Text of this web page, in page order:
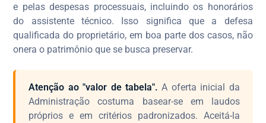
e pelas despesas processuais, incluindo os honorários
do assistente técnico. Isso significa que a defesa
qualificada do proprietário, em boa parte dos casos, não
onera o patrimônio que se busca preservar.
Atenção ao "valor de tabela". A oferta inicial da
Administração costuma basear-se em laudos
próprios e em critérios padronizados. Aceitá-la